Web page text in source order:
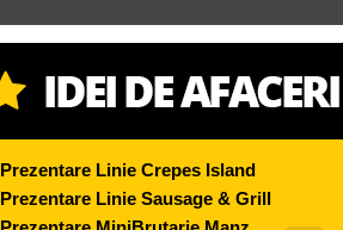
Prezentare Linie Crepes Island
Prezentare Linie Sausage & Grill